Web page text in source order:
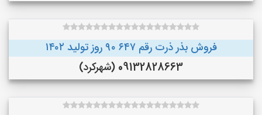
فروش بذر ذرت رقم ۶۴۷ ۹۰ روز تولید ۱۴۰۲
09132828663 (شهرکرد)